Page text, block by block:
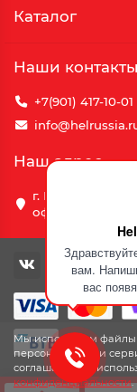
вам.
вас
Мы используем файлы
персонализации
соглашаетесь с
конфиденциальности.
Каталог
Наши контакты
+7(901) 417-10-01
Наш адрес
г. Москва,
офис 69